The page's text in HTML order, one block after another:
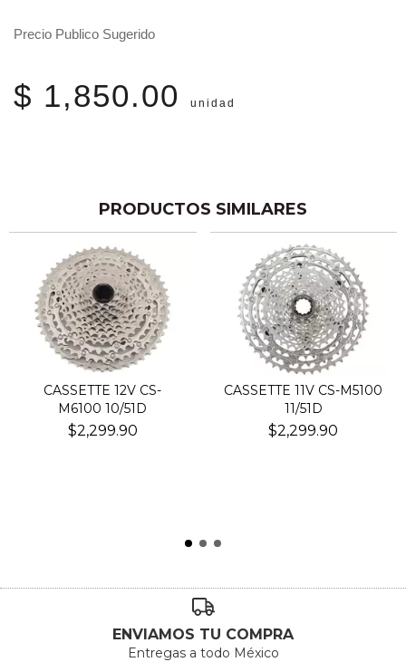
Precio Publico Sugerido
$ 1,850.00 unidad
PRODUCTOS SIMILARES
CASSETTE 12V CS-
M6100 10/51D
$2,299.90
CASSETTE 11V CS-M5100
11/51D
$2,299.90
ENVIAMOS TU COMPRA
Entregas a todo México